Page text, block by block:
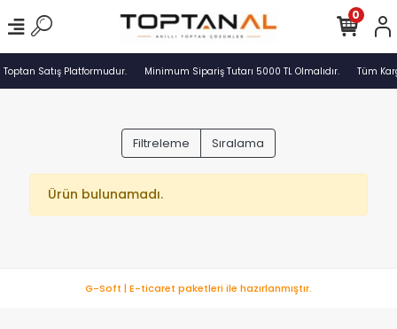
Satış Platformudur. Minimum Sipariş Tutarı 5000 TL Olmalıdır. Tüm
0
Filtreleme Sıralama
Ürün bulunamadı.
G-Soft | E-ticaret paketleri ile hazırlanmıştır.